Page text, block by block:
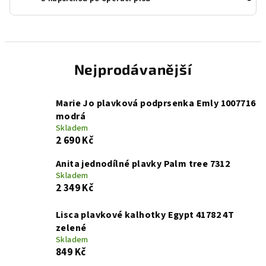
Nejprodávanější
Marie Jo plavková podprsenka Emly 1007716
modrá
Skladem
2 690 Kč
Anita jednodílné plavky Palm tree 7312
Skladem
2 349 Kč
Lisca plavkové kalhotky Egypt 41782 4T
zelené
Skladem
849 Kč